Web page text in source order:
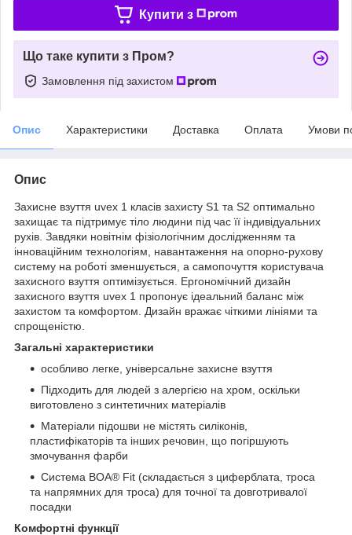
Купити з
Що таке купити з Пром?
Замовлення під захистом
Опис Характеристики Доставка Оплата Умови
Опис
Захисне взуття uvex 1 класів захисту S1 та S2 оптимально
захищає та підтримує тіло людини під час її індивідуальних
рухів. Завдяки новітнім фізіологічним дослідженням та
інноваційним технологіям, навантаження на опорно-рухову
систему на роботі зменшується, а самопочуття користувача
захисного взуття оптимізується. Ергономічний дизайн
захисного взуття uvex 1 пропонує ідеальний баланс між
захистом та комфортом. Дизайн вражає чіткими лініями та
спрощеністю.
Загальні характеристики
особливо легке, універсальне захисне взуття
Підходить для людей з алергією на хром, оскільки
виготовлено з синтетичних матеріалів
Матеріали підошви не містять силіконів,
пластифікаторів та інших речовин, що погіршують
змочування фарби
Система BOA® Fit (складається з циферблата, троса
та напрямних для троса) для точної та довготривалої
посадки
Комфортні функції